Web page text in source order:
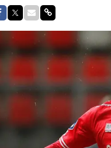
Delen op Facebook
Delen op Twitter
Delen via Mail
Delen via link